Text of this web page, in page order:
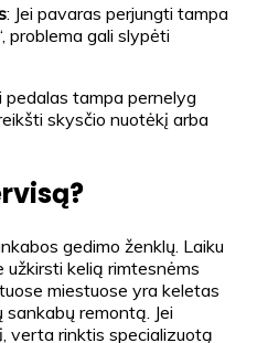
: Jei pavaras perjungti tampa
problema gali slypėti
pedalas tampa pernelyg
skysčio nuotėkį arba
gedimo ženklų. Laiku
kelią rimtesnėms
miestuose yra keletas
remontą. Jei
verta rinktis specializuotą